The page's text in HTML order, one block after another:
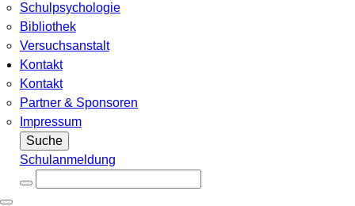
Schulpsychologie
Bibliothek
Versuchsanstalt
Kontakt
Kontakt
Partner & Sponsoren
Impressum
Suche
Schulanmeldung